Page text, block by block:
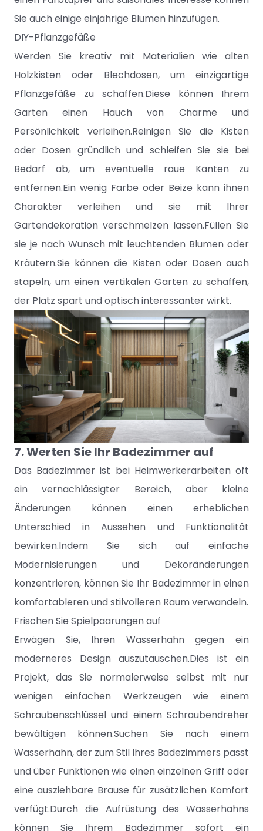
Sie auch einige einjährige Blumen hinzufügen.
DIY-Pflanzgefäße
Werden Sie kreativ mit Materialien wie alten
Holzkisten oder Blechdosen, um einzigartige
Pflanzgefäße zu schaffen.Diese können Ihrem
Garten einen Hauch von Charme und
Persönlichkeit verleihen.Reinigen Sie die Kisten
oder Dosen gründlich und schleifen Sie sie bei
Bedarf ab, um eventuelle raue Kanten zu
entfernen.Ein wenig Farbe oder Beize kann ihnen
Charakter verleihen und sie mit Ihrer
Gartendekoration verschmelzen lassen.Füllen Sie
sie je nach Wunsch mit leuchtenden Blumen oder
Kräutern.Sie können die Kisten oder Dosen auch
stapeln, um einen vertikalen Garten zu schaffen,
der Platz spart und optisch interessanter wirkt.
7. Werten Sie Ihr Badezimmer auf
Das Badezimmer ist bei Heimwerkerarbeiten oft
ein vernachlässigter Bereich, aber kleine
Änderungen können einen erheblichen
Unterschied in Aussehen und Funktionalität
bewirken.Indem Sie sich auf einfache
Modernisierungen und Dekoränderungen
konzentrieren, können Sie Ihr Badezimmer in einen
komfortableren und stilvolleren Raum verwandeln.
Frischen Sie Spielpaarungen auf
Erwägen Sie, Ihren Wasserhahn gegen ein
moderneres Design auszutauschen.Dies ist ein
Projekt, das Sie normalerweise selbst mit nur
wenigen einfachen Werkzeugen wie einem
Schraubenschlüssel und einem Schraubendreher
bewältigen können.Suchen Sie nach einem
Wasserhahn, der zum Stil Ihres Badezimmers passt
und über Funktionen wie einen einzelnen Griff oder
eine ausziehbare Brause für zusätzlichen Komfort
verfügt.Durch die Aufrüstung des Wasserhahns
können Sie Ihrem Badezimmer sofort ein